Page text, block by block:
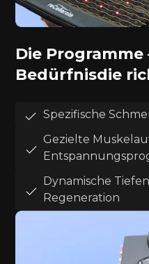
Die Programme
Bedürfnisdie
Spezifische
Gezielte
Dynamische
Regeneration